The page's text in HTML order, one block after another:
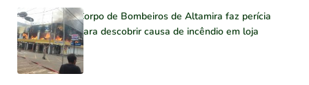
Corpo de Bombeiros de Altamira faz perícia
para descobrir causa de incêndio em loja